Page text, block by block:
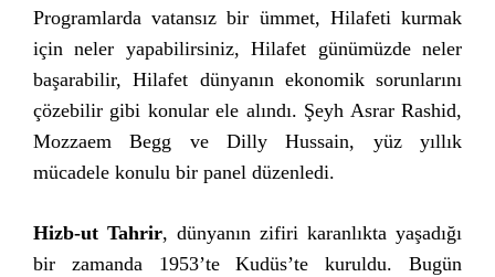
Programlarda vatansız bir ümmet, Hilafeti kurmak
için neler yapabilirsiniz, Hilafet günümüzde neler
başarabilir, Hilafet dünyanın ekonomik sorunlarını
çözebilir gibi konular ele alındı. Şeyh Asrar Rashid,
Mozzaem Begg ve Dilly Hussain, yüz yıllık
mücadele konulu bir panel düzenledi.
Hizb-ut Tahrir, dünyanın zifiri karanlıkta yaşadığı
bir zamanda 1953’te Kudüs’te kuruldu. Bugün